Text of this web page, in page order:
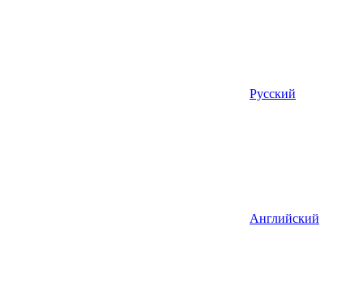
Русский
Английский